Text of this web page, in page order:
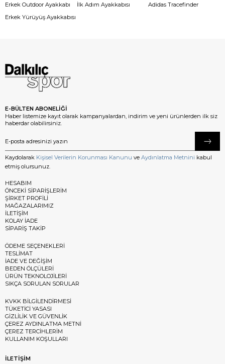
Erkek Outdoor Ayakkabı
Erkek Yürüyüş Ayakkabısı
İlk Adım Ayakkabısı
Adidas Tracefinder
E-BÜLTEN ABONELİĞİ
Haber listemize kayıt olarak kampanyalardan, indirim ve yeni ürünlerden ilk siz
haberdar olabilirsiniz.
Kaydolarak Kişisel Verilerin Korunması Kanunu ve Aydınlatma Metnini kabul
etmiş olursunuz.
HESABIM
ÖNCEKİ SİPARİŞLERİM
ŞİRKET PROFİLİ
MAĞAZALARIMIZ
İLETİŞİM
KOLAY İADE
SİPARİŞ TAKİP
ÖDEME SEÇENEKLERİ
TESLİMAT
İADE VE DEĞİŞİM
BEDEN ÖLÇÜLERİ
ÜRÜN TEKNOLOJİLERİ
SIKÇA SORULAN SORULAR
KVKK BİLGİLENDİRMESİ
TÜKETİCİ YASASI
GİZLİLİK VE GÜVENLİK
ÇEREZ AYDINLATMA METNİ
ÇEREZ TERCİHLERİM
KULLANIM KOŞULLARI
İLETİŞİM